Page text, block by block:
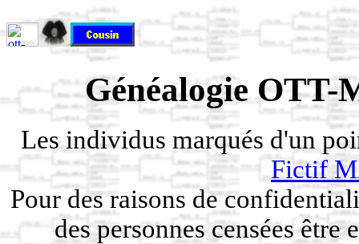
Généalogie OTT-
Les individus marqués d'un
Fictif
Pour des raisons de
des personnes censées